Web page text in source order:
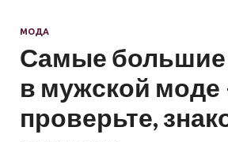
МОДА
Самые
в мужской моде
проверьте,